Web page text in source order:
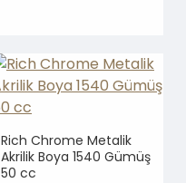
Rich Chrome Metalik
Akrilik Boya 1540 Gümüş
50 cc